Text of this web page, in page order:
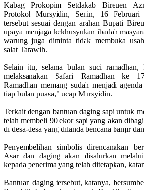
Kabag Prokopim Setdakab Bireuen
Protokol Mursyidin, Senin, 16 Februari
tersebut sesuai dengan arahan Bupati
upaya menjaga kekhusyukan ibadah
warung juga diminta tidak membuka
salat Tarawih.
Selain itu, selama bulan suci ramadhan,
melaksanakan Safari Ramadhan ke
Ramadhan memang sudah menjadi
tiap bulan puasa," ucap Mursyidin.
Terkait dengan bantuan daging sapi untuk
telah membeli 90 ekor sapi yang akan
di desa-desa yang dilanda bencana banjir
Penyembelihan simbolis direncanakan
Asar dan daging akan disalurkan
kepada penerima yang telah ditetapkan,
Bantuan daging tersebut, katanya,